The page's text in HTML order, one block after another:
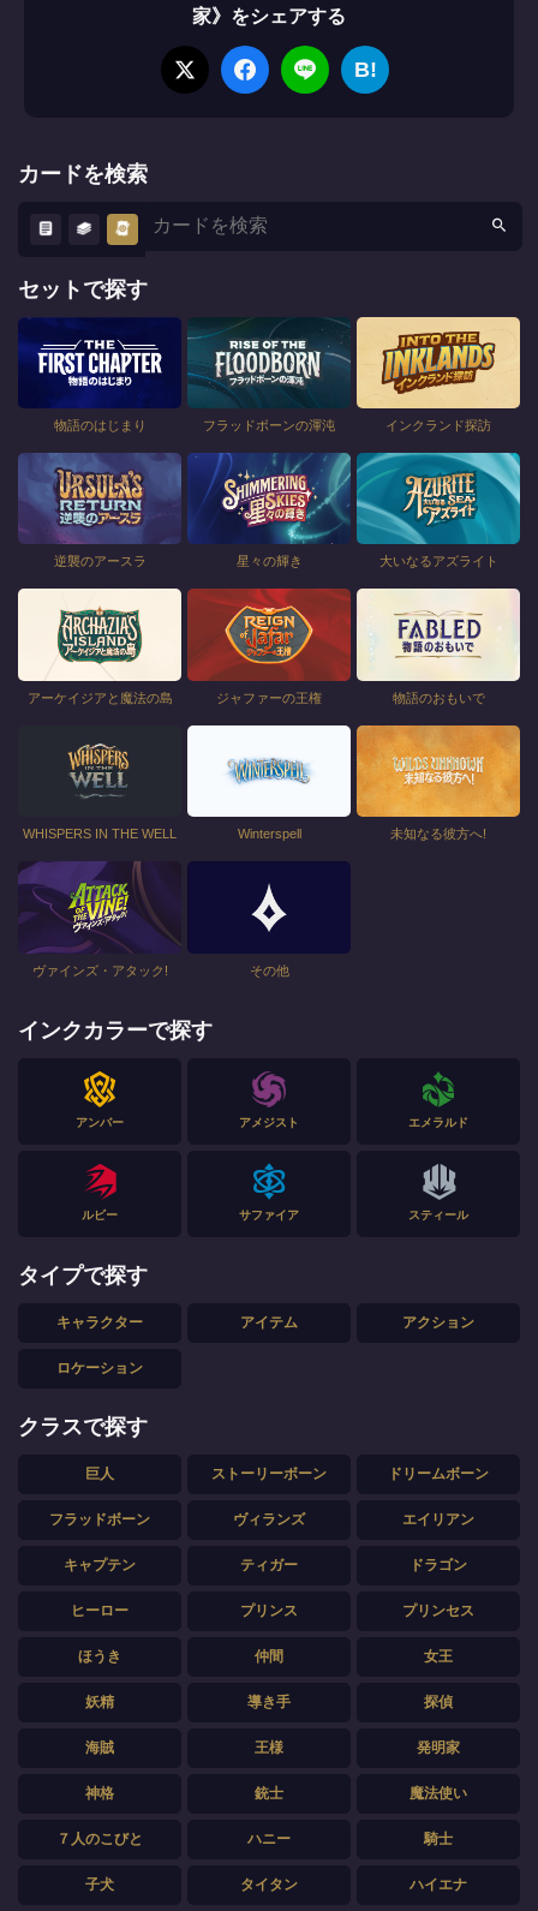
家》をシェアする
B!
カードを検索
セットで探す
物語のはじまり フラッドボーンの渾沌 インクランド探訪
逆襲のアースラ 星々の輝き 大いなるアズライト
アーケイジアと魔法の島 ジャファーの王権 物語のおもいで
WHISPERS IN THE WELL Winterspell 未知なる彼方へ!
ヴァインズ・アタック! その他
インクカラーで探す
アンバー アメジスト エメラルド
ルビー サファイア スティール
タイプで探す
キャラクター アイテム アクション
ロケーション
クラスで探す
巨人 ストーリーボーン ドリームボーン
フラッドボーン ヴィランズ エイリアン
キャプテン ティガー ドラゴン
ヒーロー プリンス プリンセス
ほうき 仲間 女王
妖精 導き手 探偵
海賊 王様 発明家
神格 銃士 魔法使い
７人のこびと ハニー 騎士
子犬 タイタン ハイエナ